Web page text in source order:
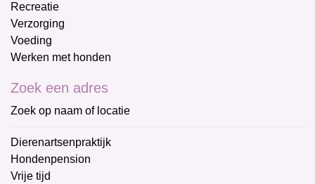
Recreatie
Verzorging
Voeding
Werken met honden
Zoek een adres
Zoek op naam of locatie
Dierenartsenpraktijk
Hondenpension
Vrije tijd